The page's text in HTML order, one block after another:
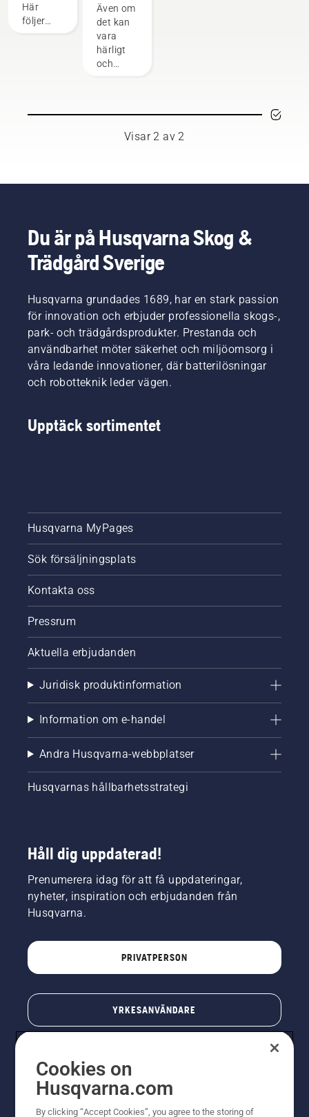
Här
följer
Även om
det kan
vara
härligt
och
snö är
det ofta
skotta
som
ligger i
vägen
på
och
gångvägar
i
trädgården.
Snöskyffel
i all ära,
det
tungt
skotta
snö, och
en har
du
trädgårdsskjulet?
Ja, vi
pratar
Lövblåsen.
Visar 2 av 2
Du är på Husqvarna Skog &
Trädgård Sverige
Husqvarna grundades 1689, har en stark passion
för innovation och erbjuder professionella skogs-,
park- och trädgårdsprodukter. Prestanda och
användbarhet möter säkerhet och miljöomsorg i
våra ledande innovationer, där batterilösningar
och robotteknik leder vägen.
Upptäck sortimentet
Husqvarna MyPages
Sök försäljningsplats
Kontakta oss
Pressrum
Aktuella erbjudanden
Juridisk produktinformation
Information om e-handel
Andra Husqvarna-webbplatser
Husqvarnas hållbarhetsstrategi
Håll dig uppdaterad!
Prenumerera idag för att få uppdateringar,
nyheter, inspiration och erbjudanden från
Husqvarna.
PRIVATPERSON
YRKESANVÄNDARE
Cookies on
Husqvarna.com
By clicking “Accept Cookies”, you agree to the storing of